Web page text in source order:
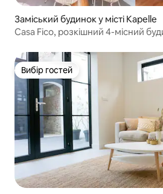
Заміський будинок у місті Kapelle
Casa Fico, розкішний 4-місний
Вибір гостей
Вибір гостей